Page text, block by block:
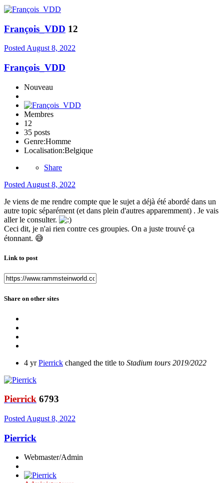
François_VDD 12
PostedAugust 8, 2022
François_VDD
Nouveau
Membres
12
35 posts
Genre:Homme
Localisation:Belgique
Share
Posted August 8, 2022
Je viens de me rendre compte que le sujet a déjà été abordé dans un
autre topic séparément (et dans plein d'autres apparemment) . Je vais
aller le consulter.
Ceci dit, je n'ai rien contre ces groupies. On a juste trouvé ça
étonnant. 😅
Link to post
Share on other sites
4 yr Pierrick changed the title to Stadium tours 2019/2022
Pierrick 6793
Posted August 8, 2022
Pierrick
Webmaster/Admin